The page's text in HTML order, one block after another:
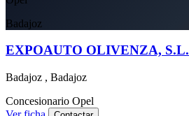
Badajoz
EXPOAUTO OLIVENZA, S.L.
Badajoz , Badajoz
Concesionario Opel